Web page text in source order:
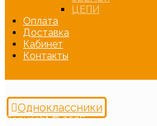
ЦЕПИ
Оплата
Доставка
Кабинет
Контакты
Одноклассники
Copyright © 2026